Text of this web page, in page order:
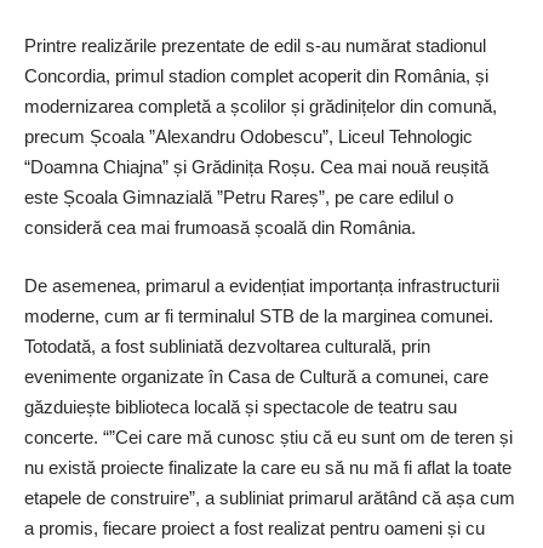
Printre realizările prezentate de edil s-au numărat stadionul
Concordia, primul stadion complet acoperit din România, și
modernizarea completă a școlilor și grădinițelor din comună,
precum Școala ”Alexandru Odobescu”, Liceul Tehnologic
“Doamna Chiajna” și Grădinița Roșu. Cea mai nouă reușită
este Școala Gimnazială ”Petru Rareș”, pe care edilul o
consideră cea mai frumoasă școală din România.
De asemenea, primarul a evidențiat importanța infrastructurii
moderne, cum ar fi terminalul STB de la marginea comunei.
Totodată, a fost subliniată dezvoltarea culturală, prin
evenimente organizate în Casa de Cultură a comunei, care
găzduiește biblioteca locală și spectacole de teatru sau
concerte. “”Cei care mă cunosc știu că eu sunt om de teren și
nu există proiecte finalizate la care eu să nu mă fi aflat la toate
etapele de construire”, a subliniat primarul arătând că așa cum
a promis, fiecare proiect a fost realizat pentru oameni și cu